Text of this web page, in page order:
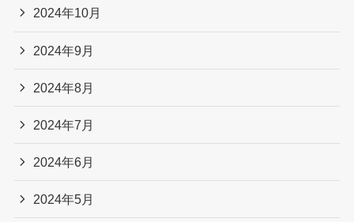
2024年10月
2024年9月
2024年8月
2024年7月
2024年6月
2024年5月